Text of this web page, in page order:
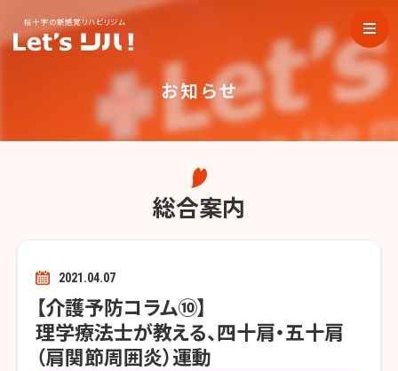
桜十字の新感覚リハビリジム
お知らせ
総合案内
2021.04.07
【介護予防コラム⑩】
理学療法士が教える、四十肩・五十肩
（肩関節周囲炎）運動